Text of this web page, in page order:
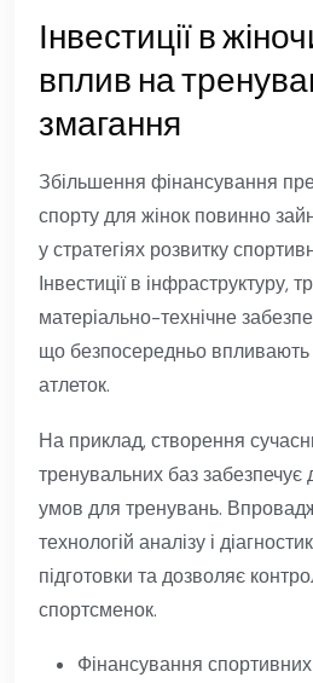
Інвестиції в
вплив на
змагання
Збільшення фінансування
спорту для жінок повинно
у стратегіях розвитку
Інвестиції в інфраструктуру,
матеріально-технічне
що безпосередньо впливають
атлеток.
На приклад, створення
тренувальних баз забезпечує
умов для тренувань.
технологій аналізу і
підготовки та дозволяє
спортсменок.
Фінансування